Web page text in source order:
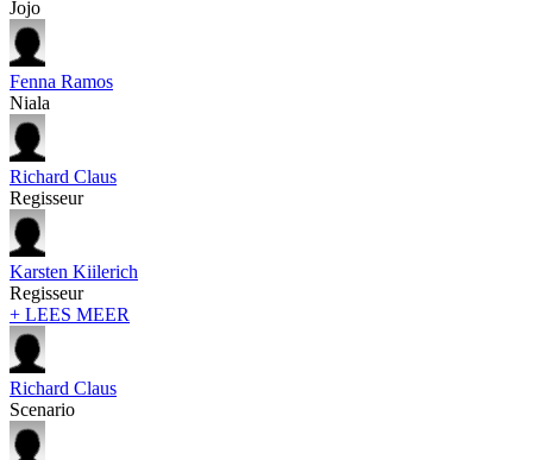
Jojo
Fenna Ramos
Niala
Richard Claus
Regisseur
Karsten Kiilerich
Regisseur
+ LEES MEER
Richard Claus
Scenario